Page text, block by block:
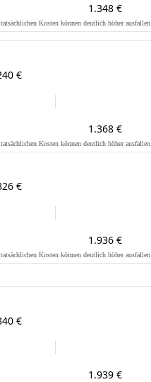
1.348 €
Kosten können deutlich höher ausfallen.
€
1.368 €
Kosten können deutlich höher ausfallen.
€
1.936 €
Kosten können deutlich höher ausfallen.
€
1.939 €